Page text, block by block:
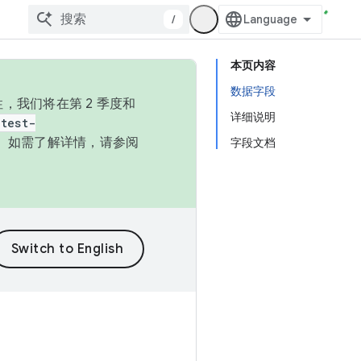
/
本页内容
数据字段
详细说明
字段文档
我们将在第 2 季度和
如需了解详情，请参阅